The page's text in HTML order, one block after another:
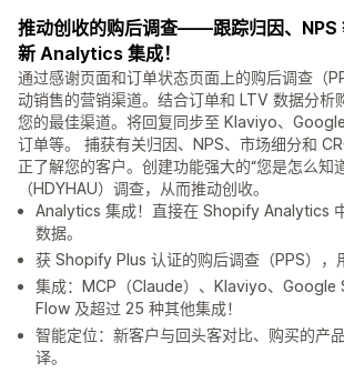
推动创收的购后调查——跟踪归因、NPS
新 Analytics 集成！
通过感谢页面和订单状态页面上的购后调查（
动销售的营销渠道。结合订单和 LTV 数据分析
您的最佳渠道。将回复同步至 Klaviyo、
订单等。 捕获有关归因、NPS、市场细分和
正了解您的客户。创建功能强大的“您是怎么知
（HDYHAU）调查，从而推动创收。
Analytics 集成！直接在 Shopify Analytics
数据。
获 Shopify Plus 认证的购后调查（PPS），
集成：MCP（Claude）、Klaviyo、
Flow 及超过 25 种其他集成！
智能定位：新客户与回头客对比、购买的产
译。